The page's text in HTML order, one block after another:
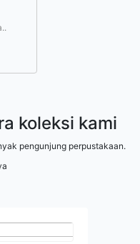
koleksi kami
pengunjung perpustakaan.